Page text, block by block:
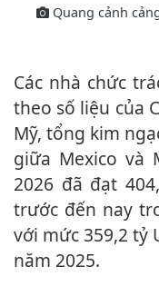
Quang cảnh
Các nhà chức trách Mexico ngày 7/7 cho biết
theo số liệu của
Mỹ, tổng kim
giữa Mexico và
2026 đã đạt
trước đến nay
với mức 359,2 tỷ
năm 2025.